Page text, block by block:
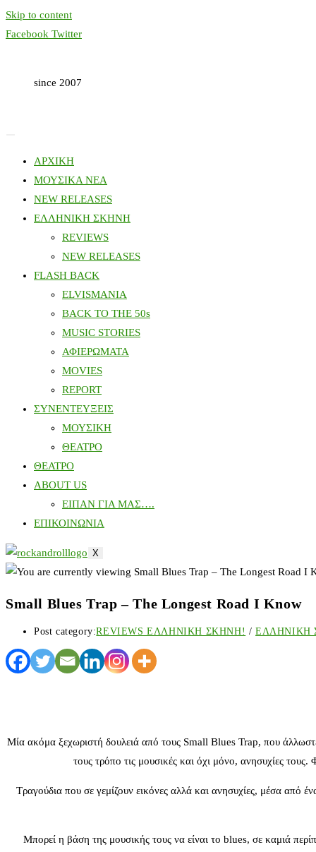
Skip to content
Facebook Twitter
since 2007
ΑΡΧΙΚΗ
ΜΟΥΣΙΚΑ ΝΕΑ
NEW RELEASES
ΕΛΛΗΝΙΚΗ ΣΚΗΝΗ
REVIEWS
NEW RELEASES
FLASH BACK
ELVISMANIA
BACK TO THE 50s
MUSIC STORIES
ΑΦΙΕΡΩΜΑΤΑ
MOVIES
REPORT
ΣΥΝΕΝΤΕΥΞΕΙΣ
ΜΟΥΣΙΚΗ
ΘΕΑΤΡΟ
ΘΕΑΤΡΟ
ABOUT US
ΕΙΠΑΝ ΓΙΑ ΜΑΣ….
ΕΠΙΚΟΙΝΩΝΙΑ
X
Small Blues Trap – The Longest Road I Know
Post category:REVIEWS ΕΛΛΗΝΙΚΗ ΣΚΗΝΗ! / ΕΛΛΗΝΙΚΗ
Μία ακόμα ξεχωριστή δουλειά από τους Small Blues Trap, που
τους τρόπο τις μουσικές και όχι μόνο, ανησυχίες
Τραγούδια που σε γεμίζουν εικόνες αλλά και ανησυχίες, μέσα από
Μπορεί η βάση της μουσικής τους να είναι το blues, σε καμιά